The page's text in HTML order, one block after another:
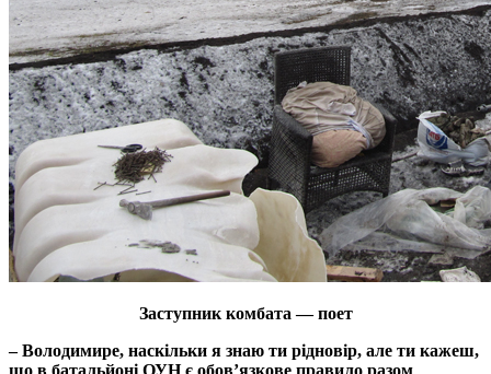
Заступник комбата — поет
– Володимире, наскільки я знаю ти рідновір, але ти кажеш,
що в батальйоні ОУН є обов’язкове правило разом